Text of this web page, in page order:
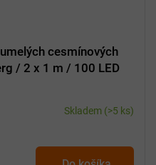
cesmínových
/ 2 x 1 m / 100 LED
Skladem (>5 ks)